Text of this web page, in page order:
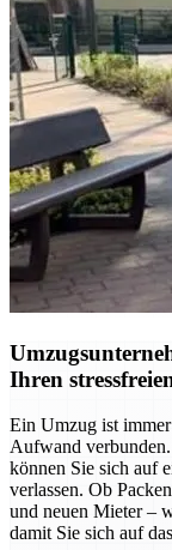
Ihren
Ein Umzug ist
Aufwand
können Sie sich auf
verlassen. Ob
und neuen Mieter –
damit Sie sich auf